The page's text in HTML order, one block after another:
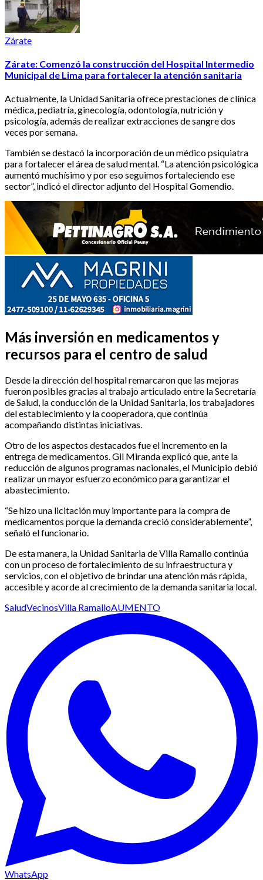
Zárate
Zárate: Comenzó la construcción del Hospital Intermedio
Municipal de Lima para fortalecer la atención sanitaria
Actualmente, la Unidad Sanitaria ofrece prestaciones de clínica
médica, pediatría, ginecología, odontología, nutrición y
psicología, además de realizar extracciones de sangre dos
veces por semana.
También se destacó la incorporación de un médico psiquiatra
para fortalecer el área de salud mental. “La atención psicológica
aumentó muchísimo y por eso seguimos fortaleciendo ese
sector”, indicó el director adjunto del Hospital Gomendio.
Más inversión en medicamentos y
recursos para el centro de salud
Desde la dirección del hospital remarcaron que las mejoras
fueron posibles gracias al trabajo articulado entre la Secretaría
de Salud, la conducción de la Unidad Sanitaria, los trabajadores
del establecimiento y la cooperadora, que continúa
acompañando distintas iniciativas.
Otro de los aspectos destacados fue el incremento en la
entrega de medicamentos. Gil Miranda explicó que, ante la
reducción de algunos programas nacionales, el Municipio debió
realizar un mayor esfuerzo económico para garantizar el
abastecimiento.
“Se hizo una licitación muy importante para la compra de
medicamentos porque la demanda creció considerablemente”,
señaló el funcionario.
De esta manera, la Unidad Sanitaria de Villa Ramallo continúa
con un proceso de fortalecimiento de su infraestructura y
servicios, con el objetivo de brindar una atención más rápida,
accesible y acorde al crecimiento de la demanda sanitaria local.
SaludVecinosVilla RamalloAUMENTO
WhatsApp